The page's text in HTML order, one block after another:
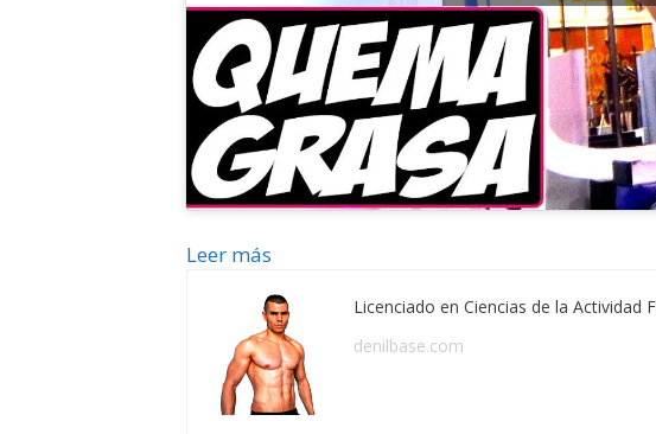
Leer más
Licenciado en Ciencias de la Actividad
denilbase.com